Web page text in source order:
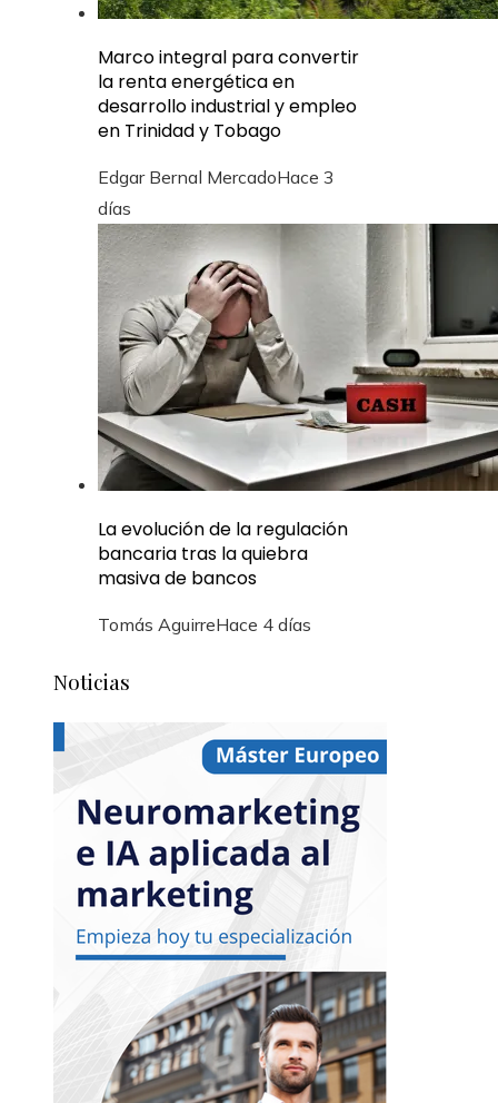
Marco integral para convertir
la renta energética en
desarrollo industrial y empleo
en Trinidad y Tobago
Edgar Bernal MercadoHace 3
días
La evolución de la regulación
bancaria tras la quiebra
masiva de bancos
Tomás AguirreHace 4 días
Noticias